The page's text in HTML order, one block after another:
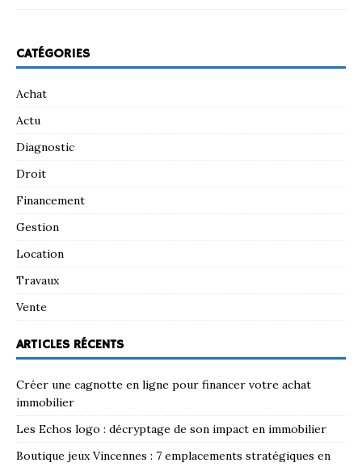
CATÉGORIES
Achat
Actu
Diagnostic
Droit
Financement
Gestion
Location
Travaux
Vente
ARTICLES RÉCENTS
Créer une cagnotte en ligne pour financer votre achat
immobilier
Les Echos logo : décryptage de son impact en immobilier
Boutique jeux Vincennes : 7 emplacements stratégiques en